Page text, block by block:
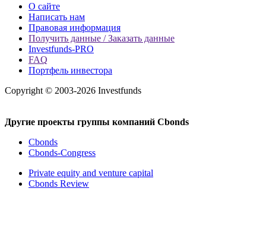
О сайте
Написать нам
Правовая информация
Получить данные / Заказать данные
Investfunds-PRO
FAQ
Портфель инвестора
Copyright © 2003-2026 Investfunds
Другие проекты группы компаний Cbonds
Cbonds
Cbonds-Congress
Private equity and venture capital
Cbonds Review